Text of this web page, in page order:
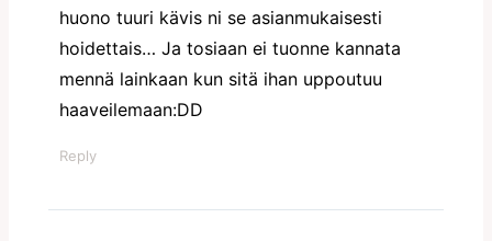
huono tuuri kävis ni se asianmukaisesti
hoidettais… Ja tosiaan ei tuonne kannata
mennä lainkaan kun sitä ihan uppoutuu
haaveilemaan:DD
Reply